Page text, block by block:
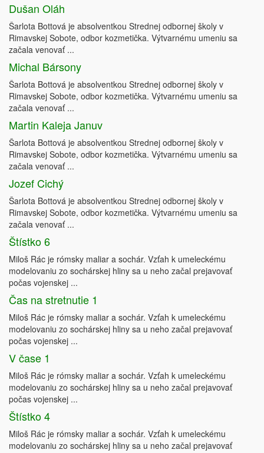
Dušan Oláh
Šarlota Bottová je absolventkou Strednej odbornej školy v
Rimavskej Sobote, odbor kozmetička. Výtvarnému umeniu sa
začala venovať ...
Michal Bársony
Šarlota Bottová je absolventkou Strednej odbornej školy v
Rimavskej Sobote, odbor kozmetička. Výtvarnému umeniu sa
začala venovať ...
Martin Kaleja Januv
Šarlota Bottová je absolventkou Strednej odbornej školy v
Rimavskej Sobote, odbor kozmetička. Výtvarnému umeniu sa
začala venovať ...
Jozef Cichý
Šarlota Bottová je absolventkou Strednej odbornej školy v
Rimavskej Sobote, odbor kozmetička. Výtvarnému umeniu sa
začala venovať ...
Štístko 6
Miloš Rác je rómsky maliar a sochár. Vzťah k umeleckému
modelovaniu zo sochárskej hliny sa u neho začal prejavovať
počas vojenskej ...
Čas na stretnutie 1
Miloš Rác je rómsky maliar a sochár. Vzťah k umeleckému
modelovaniu zo sochárskej hliny sa u neho začal prejavovať
počas vojenskej ...
V čase 1
Miloš Rác je rómsky maliar a sochár. Vzťah k umeleckému
modelovaniu zo sochárskej hliny sa u neho začal prejavovať
počas vojenskej ...
Štístko 4
Miloš Rác je rómsky maliar a sochár. Vzťah k umeleckému
modelovaniu zo sochárskej hliny sa u neho začal prejavovať